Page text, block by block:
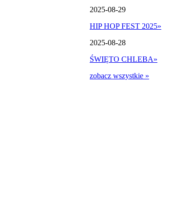
2025-08-29
HIP HOP FEST 2025»
2025-08-28
ŚWIĘTO CHLEBA»
zobacz wszystkie »